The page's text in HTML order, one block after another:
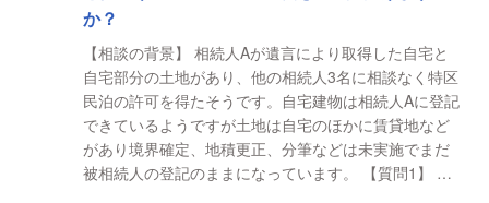
か？
【相談の背景】 相続人Aが遺言により取得した自宅と
自宅部分の土地があり、他の相続人3名に相談なく特区
民泊の許可を得たそうです。自宅建物は相続人Aに登記
できているようですが土地は自宅のほかに賃貸地など
があり境界確定、地積更正、分筆などは未実施でまだ
被相続人の登記のままになっています。 【質問1】 土